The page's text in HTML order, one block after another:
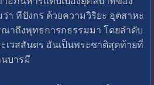
า ทีปังกร ด้วยความวิริยะ อุตสาหะ
าถึงพุทธการกธรรมมา โดยลำดับ
เวสสันดร อันเป็นพระชาติสุดท้ายที่
บารมี